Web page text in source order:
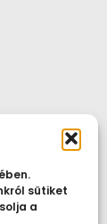
sütiket
a